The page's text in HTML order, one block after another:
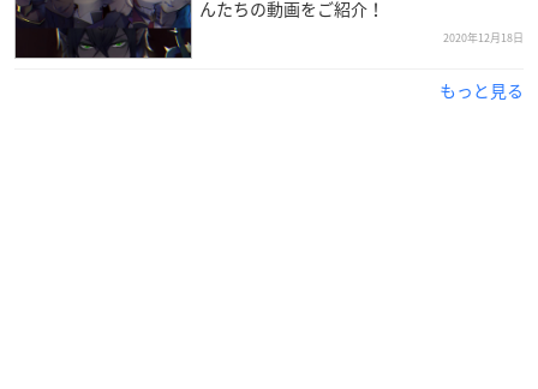
んたちの動画をご紹介！
2020年12月18日
もっと見る